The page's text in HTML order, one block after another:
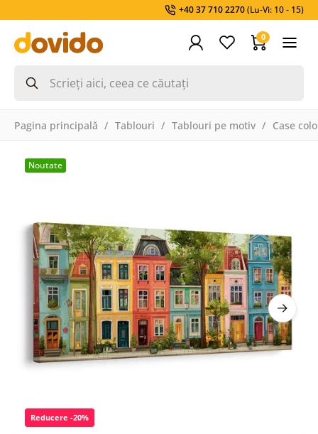
+40 37 710 2270(Lu-Vi: 10 - 15)
0
Pagina principală Tablouri Tablouri pe motiv Case
Reducere -20%
Noutate